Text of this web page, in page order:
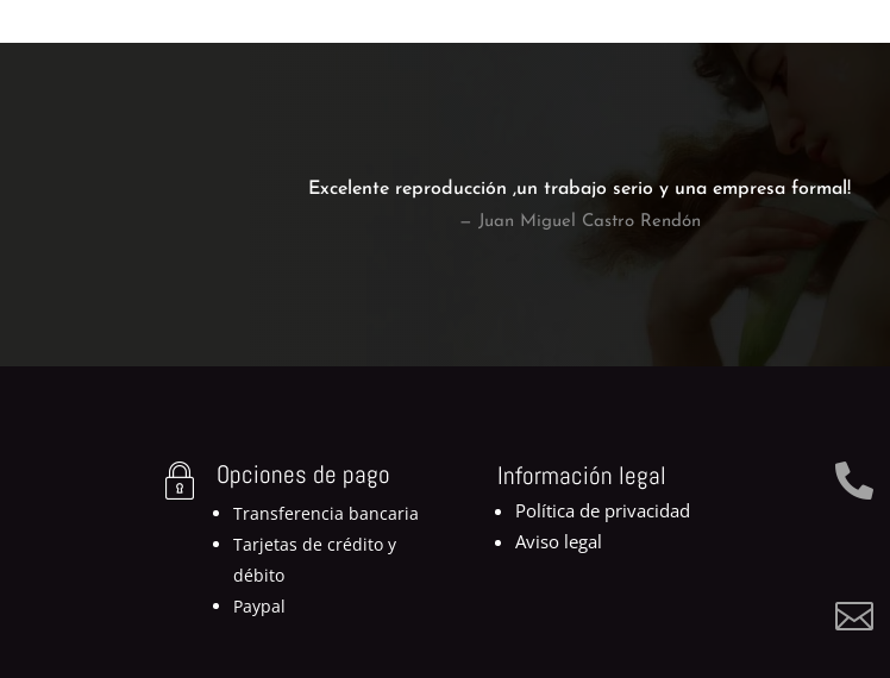
Excelente reproducción ,un trabajo serio y una empresa formal!
— Juan Miguel Castro Rendón
Opciones de pago
Transferencia bancaria
Tarjetas de crédito y
débito
Paypal
Información legal
Política de privacidad
Aviso legal

